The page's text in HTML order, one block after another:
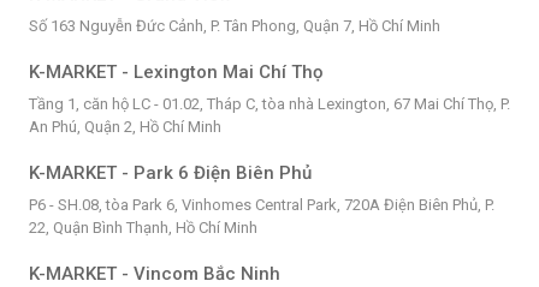
Số 163 Nguyễn Đức Cảnh, P. Tân Phong, Quận 7, Hồ Chí Minh
K-MARKET - Lexington Mai Chí Thọ
Tầng 1, căn hộ LC - 01.02, Tháp C, tòa nhà Lexington, 67 Mai Chí Thọ, P.
An Phú, Quận 2, Hồ Chí Minh
K-MARKET - Park 6 Điện Biên Phủ
P6 - SH.08, tòa Park 6, Vinhomes Central Park, 720A Điện Biên Phủ, P.
22, Quận Bình Thạnh, Hồ Chí Minh
K-MARKET - Vincom Bắc Ninh